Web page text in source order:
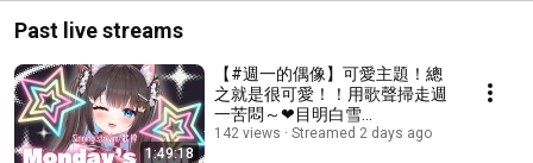
Past live streams
1:49:18
【#週一的偶像】可愛主題！總
之就是很可愛！！用歌聲掃走週
一苦悶～❤目明白雪
@SHIRAYUKI☆
142 views Streamed 2 days ago